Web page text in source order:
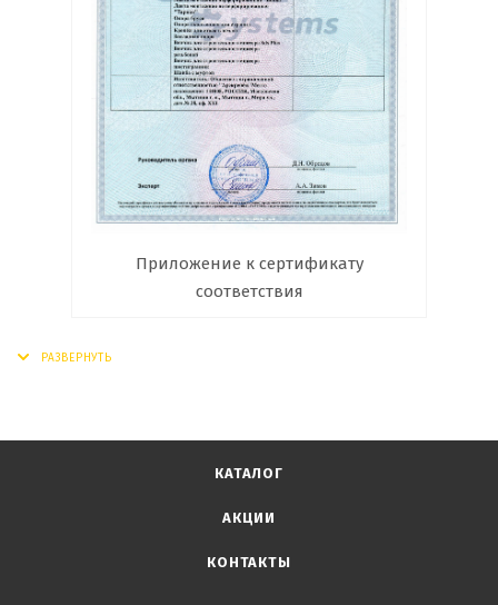
Приложение к сертификату
соответствия
КАТАЛОГ
АКЦИИ
КОНТАКТЫ